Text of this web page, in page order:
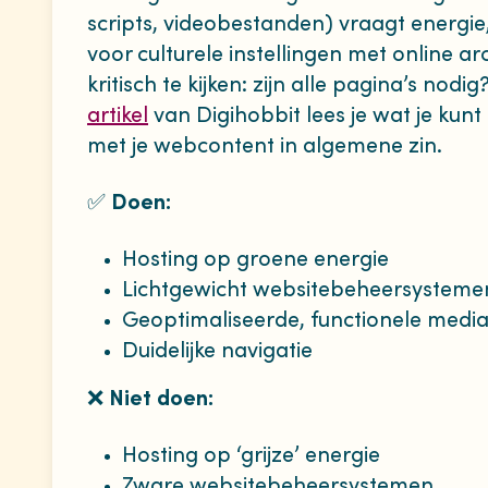
scripts, videobestanden) vraagt
voor culturele instellingen met online
kritisch te kijken: zijn alle pagina’s
artikel van Digihobbit lees je wat je
met je webcontent in algemene zin.
✅️ Doen:
Hosting op groene energie
Lichtgewicht
Geoptimaliseerde, functionele media
Duidelijke navigatie
❌ Niet doen:
Hosting op ‘grijze’ energie